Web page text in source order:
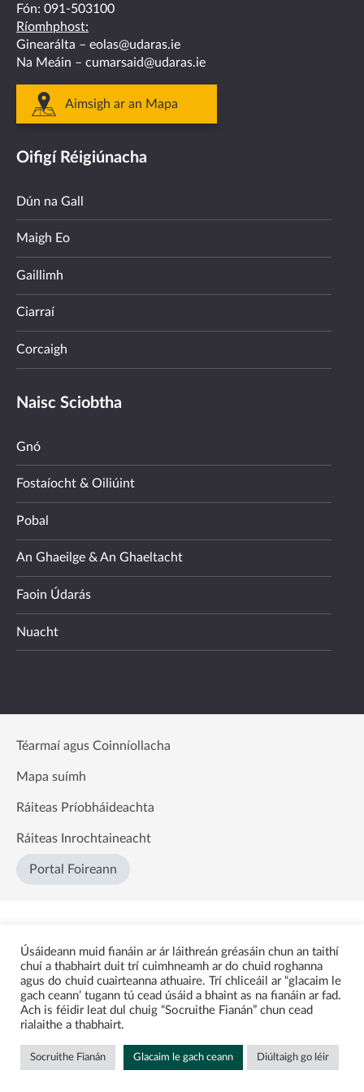
Fón: 091-503100
Ríomhphost:
Ginearálta – eolas@udaras.ie
Na Meáin – cumarsaid@udaras.ie
Aimsigh ar an Mapa
Oifigí Réigiúnacha
Dún na Gall
Maigh Eo
Gaillimh
Ciarraí
Corcaigh
Naisc Sciobtha
Gnó
Fostaíocht & Oiliúint
Pobal
An Ghaeilge & An Ghaeltacht
Faoin Údarás
Nuacht
Téarmaí agus Coinníollacha
Mapa suímh
Ráiteas Príobháideachta
Ráiteas Inrochtaineacht
Portal Foireann
Úsáideann muid fianáin ar ár láithreán gréasáin chun an taithí
chuí a thabhairt duit trí cuimhneamh ar do chuid roghanna
agus do chuid cuairteanna athuaire. Trí chliceáil ar “glacaim le
gach ceann’ tugann tú cead úsáid a bhaint as na fianáin ar fad.
Ach is féidir leat dul chuig “Socruithe Fianán” chun cead
rialaithe a thabhairt.
Socruithe Fianán Glacaim le gach ceann Diúltaigh go léir